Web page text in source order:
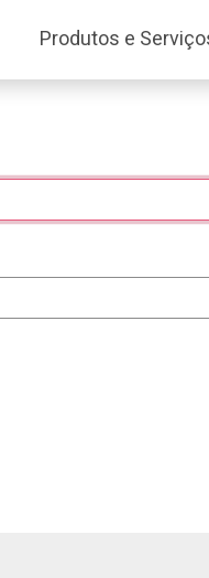
Produtos e